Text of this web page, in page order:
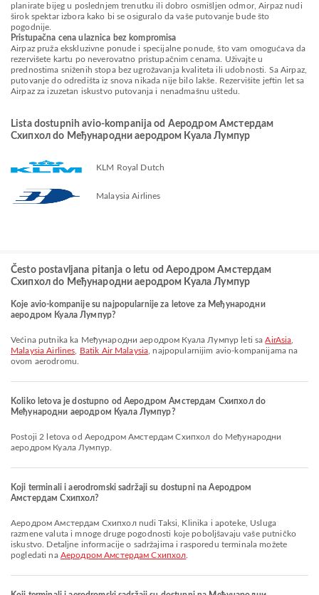
planirate bijeg u poslednjem trenutku ili dobro osmišljen odmor, Airpaz nudi
širok spektar izbora kako bi se osiguralo da vaše putovanje bude što
pogodnije.
Pristupačna cena ulaznica bez kompromisa
Airpaz pruža ekskluzivne ponude i specijalne ponude, što vam omogućava da
rezervišete kartu po neverovatno pristupačnim cenama. Uživajte u
prednostima sniženih stopa bez ugrožavanja kvaliteta ili udobnosti. Sa Airpaz,
putovanje do odredišta iz snova nikada nije bilo lakše. Rezervišite jeftin let sa
Airpaz za izuzetan iskustvo putovanja i nenadmašnu uštedu.
Lista dostupnih avio-kompanija od Aеродром Амстердам
Схипхол do Међународни аеродром Куала Лумпур
KLM Royal Dutch
Malaysia Airlines
Često postavljana pitanja o letu od Aеродром Амстердам
Схипхол do Међународни аеродром Куала Лумпур
Koje avio-kompanije su najpopularnije za letove za Међународни
аеродром Куала Лумпур?
Većina putnika ka Међународни аеродром Куала Лумпур leti saAirAsia
Malaysia Airlines
Batik Air Malaysia , najpopularnijim avio-kompanijama na
ovom aerodromu.
Koliko letova je dostupno od Aеродром Амстердам Схипхол do
Међународни аеродром Куала Лумпур?
Postoji 2 letova od Aеродром Амстердам Схипхол do Међународни
аеродром Куала Лумпур.
Koji terminali i aerodromski sadržaji su dostupni na Aеродром
Амстердам Схипхол?
Aеродром Амстердам Схипхол nudi Taksi, Klinika i apoteke, Usluga
razmene valuta i mnoge druge pogodnosti koje poboljšavaju vaše putničko
iskustvo. Detaljne informacije o sadržajima i rasporedu terminala možete
pogledati na Aеродром Амстердам Схипхол